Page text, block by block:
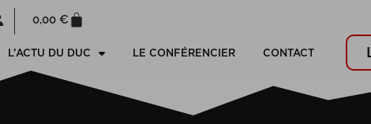
0,00 €
L’ACTU DU DUC LE CONFÉRENCIER CONTACT